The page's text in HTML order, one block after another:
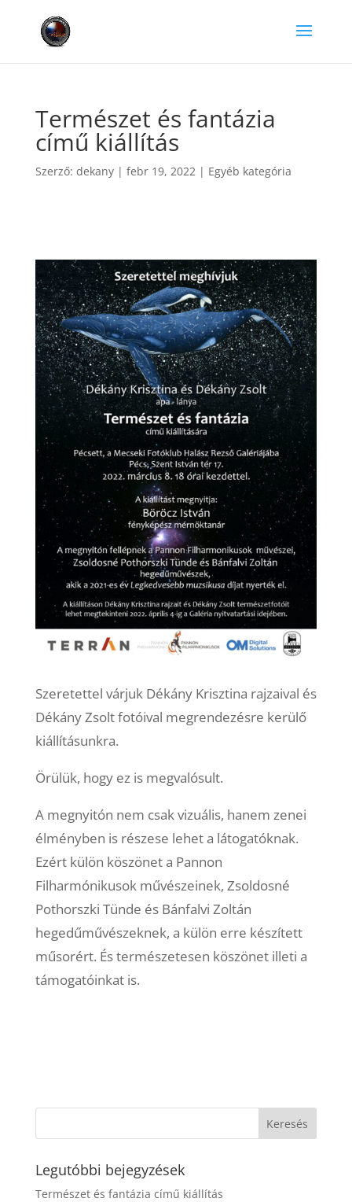
Természet és fantázia
című kiállítás
Szerző: dekany| febr 19, 2022| Egyéb kategória
Szeretettel várjuk Dékány Krisztina rajzaival és
Dékány Zsolt fotóival megrendezésre kerülő
kiállításunkra.
Örülük, hogy ez is megvalósult.
A megnyitón nem csak vizuális, hanem zenei
élményben is részese lehet a látogatóknak.
Ezért külön köszönet a Pannon
Filharmónikusok művészeinek, Zsoldosné
Pothorszki Tünde és Bánfalvi Zoltán
hegedűművészeknek, a külön erre készített
műsorért. És természetesen köszönet illeti a
támogatóinkat is.
Legutóbbi bejegyzések
Természet és fantázia című kiállítás